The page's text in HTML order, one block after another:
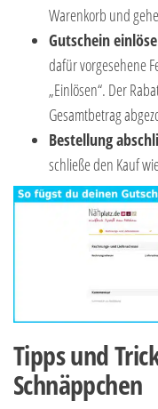
Warenkorb und
Gutschein
dafür vorgesehene
„Einlösen“. Der
Gesamtbetrag
Bestellung
schließe den Kauf
Tipps und
Schnäppchen